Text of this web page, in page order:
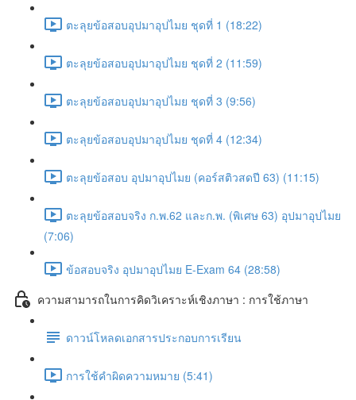
ตะลุยข้อสอบอุปมาอุปไมย ชุดที่ 1 (18:22)
ตะลุยข้อสอบอุปมาอุปไมย ชุดที่ 2 (11:59)
ตะลุยข้อสอบอุปมาอุปไมย ชุดที่ 3 (9:56)
ตะลุยข้อสอบอุปมาอุปไมย ชุดที่ 4 (12:34)
ตะลุยข้อสอบ อุปมาอุปไมย (คอร์สติวสดปี 63) (11:15)
ตะลุยข้อสอบจริง ก.พ.62 และก.พ. (พิเศษ 63) อุปมาอุปไมย
(7:06)
ข้อสอบจริง อุปมาอุปไมย E-Exam 64 (28:58)
ความสามารถในการคิดวิเคราะห์เชิงภาษา : การใช้ภาษา
ดาวน์โหลดเอกสารประกอบการเรียน
การใช้คำผิดความหมาย (5:41)